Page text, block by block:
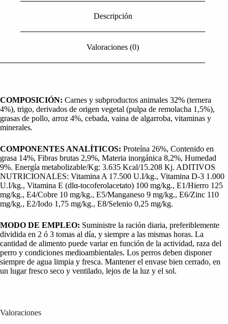
Descripción
Valoraciones (0)
COMPOSICIÓN: Carnes y subproductos animales 32% (ternera
4%), trigo, derivados de origen vegetal (pulpa de remolacha 1,5%),
grasas de pollo, arroz 4%, cebada, vaina de algarroba, vitaminas y
minerales.
COMPONENTES ANALÍTICOS: Proteína 26%, Contenido en
grasa 14%, Fibras brutas 2,9%, Materia inorgánica 8,2%, Humedad
9%. Energía metabolizable/Kg: 3.635 Kcal/15.208 Kj. ADITIVOS
NUTRICIONALES: Vitamina A 17.500 U.I/kg., Vitamina D-3 1.000
U.I/kg., Vitamina E (dlα-tocoferolacetato) 100 mg/kg., E1/Hierro 125
mg/kg., E4/Cobre 10 mg/kg., E5/Manganeso 9 mg/kg., E6/Zinc 110
mg/kg., E2/Iodo 1,75 mg/kg., E8/Selenio 0,25 mg/kg.
MODO DE EMPLEO: Suministre la ración diaria, preferiblemente
dividida en 2 ó 3 tomas al día, y siempre a las mismas horas. La
cantidad de alimento puede variar en función de la actividad, raza del
perro y condiciones medioambientales. Los perros deben disponer
siempre de agua limpia y fresca. Mantener el envase bien cerrado, en
un lugar fresco seco y ventilado, lejos de la luz y el sol.
Valoraciones